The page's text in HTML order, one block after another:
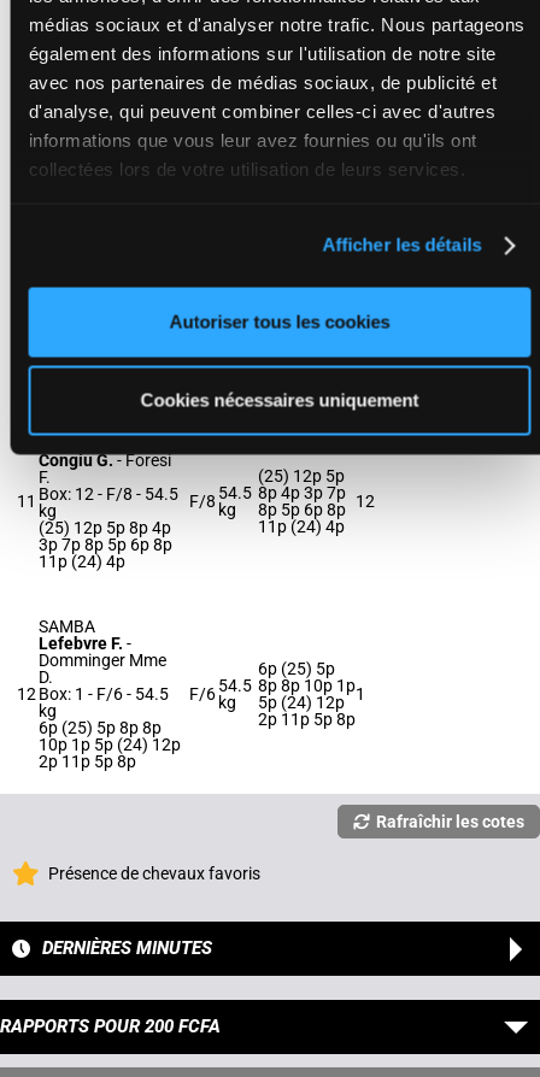
médias sociaux et d'analyser notre trafic. Nous partageons
également des informations sur l'utilisation de notre site
avec nos partenaires de médias sociaux, de publicité et
d'analyse, qui peuvent combiner celles-ci avec d'autres
informations que vous leur avez fournies ou qu'ils ont
collectées lors de votre utilisation de leurs services.
Afficher les détails
Autoriser tous les cookies
Cookies nécessaires uniquement
4p
9
Hardouin E.-
Juteau Mme I.
Box: 7 -F/4 -55.5
kg
(25) 10p 7p 2p 8p
4p 2p 4p (24) 7p
55.5
kg
(25) 10p 7p
2p 8p 4p 2p
4p (24) 7p
Descheemaeker-de
54 kg
8p 16p 8p 10p 4p
H/4kg
8p 10p 4p 4p
(24) 9p 3p
9
11
Congiu G.-Foresi
F.
Box: 12 - F/8 - 54.5
kg
(25) 12p 5p 8p 4p
3p 7p 8p 5p 6p 8p
11p (24) 4p
F/8 54.5
kg
(25) 12p 5p
8p 4p 3p 7p
8p 5p 6p 8p
11p (24) 4p
12
12
SAMBA
Lefebvre F. -
Domminger Mme
D.
Box: 1 - F/6 - 54.5
kg
6p (25) 5p 8p 8p
10p 1p 5p (24) 12p
2p 11p 5p 8p
F/654.5
kg
6p (25) 5p
8p 8p 10p 1p
5p (24) 12p
2p 11p 5p 8p
1
Rafraîchir les cotes
Présence de chevaux favoris
DERNIÈRES MINUTES
RAPPORTS POUR 200 FCFA